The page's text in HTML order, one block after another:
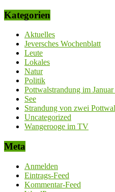
Kategorien
Aktuelles
Jeversches Wochenblatt
Leute
Lokales
Natur
Politik
Pottwalstrandung im
See
Strandung von zwei
Uncategorized
Wangerooge im TV
Meta
Anmelden
Eintrags-Feed
Kommentar-Feed